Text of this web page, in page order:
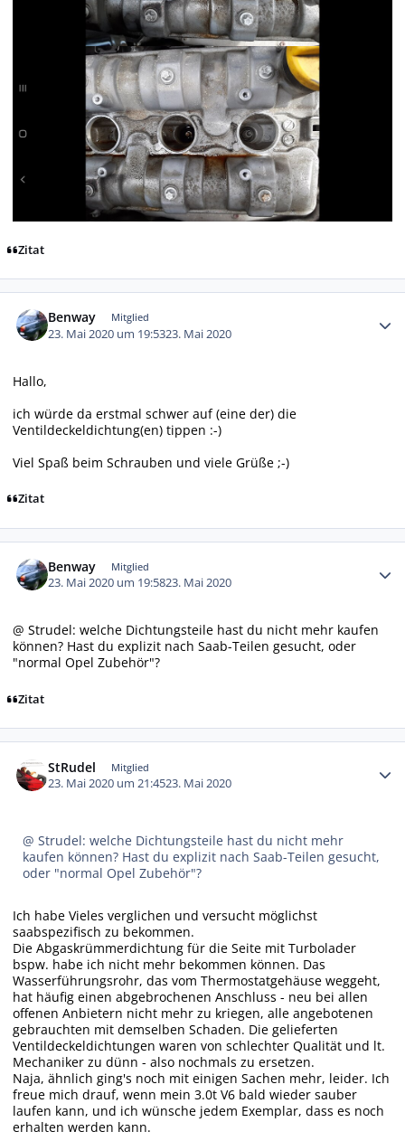
Zitat
Benway Mitglied
23. Mai 2020 um 19:5323. Mai 2020
Hallo,
ich würde da erstmal schwer auf (eine der) die
Ventildeckeldichtung(en) tippen :-)
Viel Spaß beim Schrauben und viele Grüße ;-)
Zitat
Benway Mitglied
23. Mai 2020 um 19:5823. Mai 2020
@ Strudel: welche Dichtungsteile hast du nicht mehr kaufen
können? Hast du explizit nach Saab-Teilen gesucht, oder
"normal Opel Zubehör"?
Zitat
StRudel Mitglied
23. Mai 2020 um 21:4523. Mai 2020
@ Strudel: welche Dichtungsteile hast du nicht mehr
kaufen können? Hast du explizit nach Saab-Teilen gesucht,
oder "normal Opel Zubehör"?
Ich habe Vieles verglichen und versucht möglichst
saabspezifisch zu bekommen.
Die Abgaskrümmerdichtung für die Seite mit Turbolader
bspw. habe ich nicht mehr bekommen können. Das
Wasserführungsrohr, das vom Thermostatgehäuse weggeht,
hat häufig einen abgebrochenen Anschluss - neu bei allen
offenen Anbietern nicht mehr zu kriegen, alle angebotenen
gebrauchten mit demselben Schaden. Die gelieferten
Ventildeckeldichtungen waren von schlechter Qualität und lt.
Mechaniker zu dünn - also nochmals zu ersetzen.
Naja, ähnlich ging's noch mit einigen Sachen mehr, leider. Ich
freue mich drauf, wenn mein 3.0t V6 bald wieder sauber
laufen kann, und ich wünsche jedem Exemplar, dass es noch
erhalten werden kann.